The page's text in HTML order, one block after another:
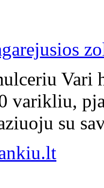
Vari
varikliu,
su